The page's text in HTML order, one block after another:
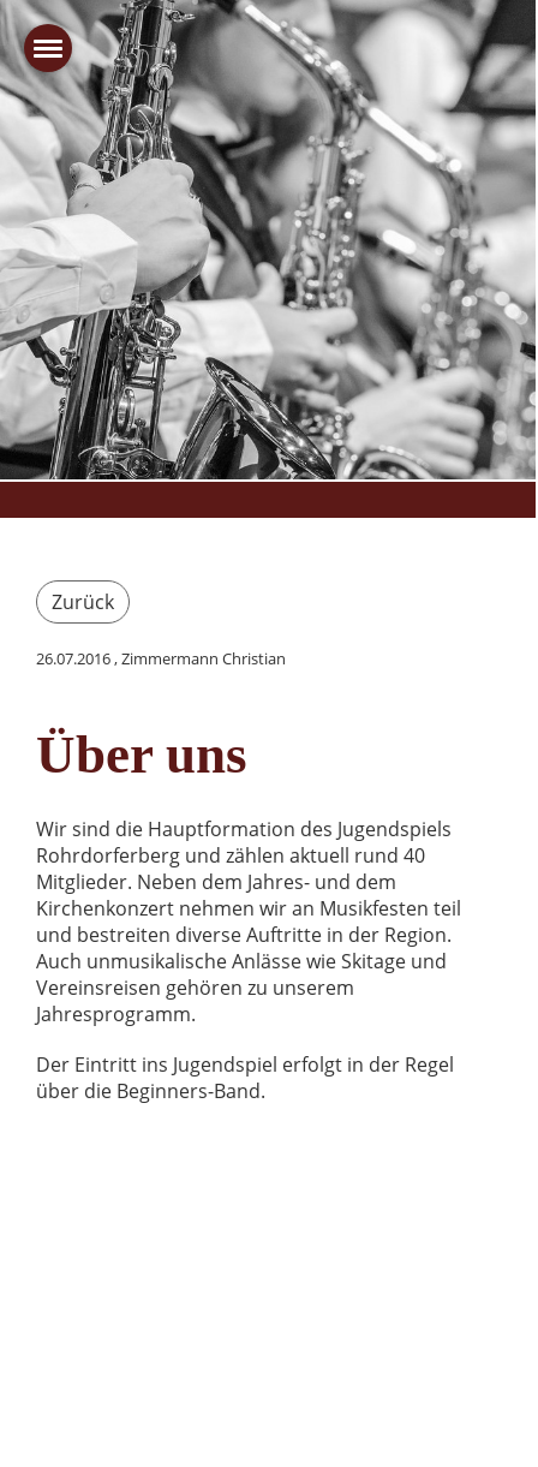
Zurück
26.07.2016, Zimmermann Christian
Über uns
Wir sind die Hauptformation des Jugendspiels
Rohrdorferberg und zählen aktuell rund 40
Mitglieder. Neben dem Jahres- und dem
Kirchenkonzert nehmen wir an Musikfesten teil
und bestreiten diverse Auftritte in der Region.
Auch unmusikalische Anlässe wie Skitage und
Vereinsreisen gehören zu unserem
Jahresprogramm.
Der Eintritt ins Jugendspiel erfolgt in der Regel
über die Beginners-Band.